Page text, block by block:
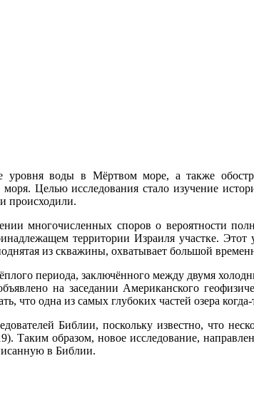
уровня воды в Мёртвом море, а также
Целью исследования стало изучение
происходили.
многочисленных споров о вероятности
территории Израиля участке. Этот
из скважины, охватывает большой
периода, заключённого между двумя
на заседании Американского
что одна из самых глубоких частей озера
Библии, поскольку известно, что
Таким образом, новое исследование,
в Библии.